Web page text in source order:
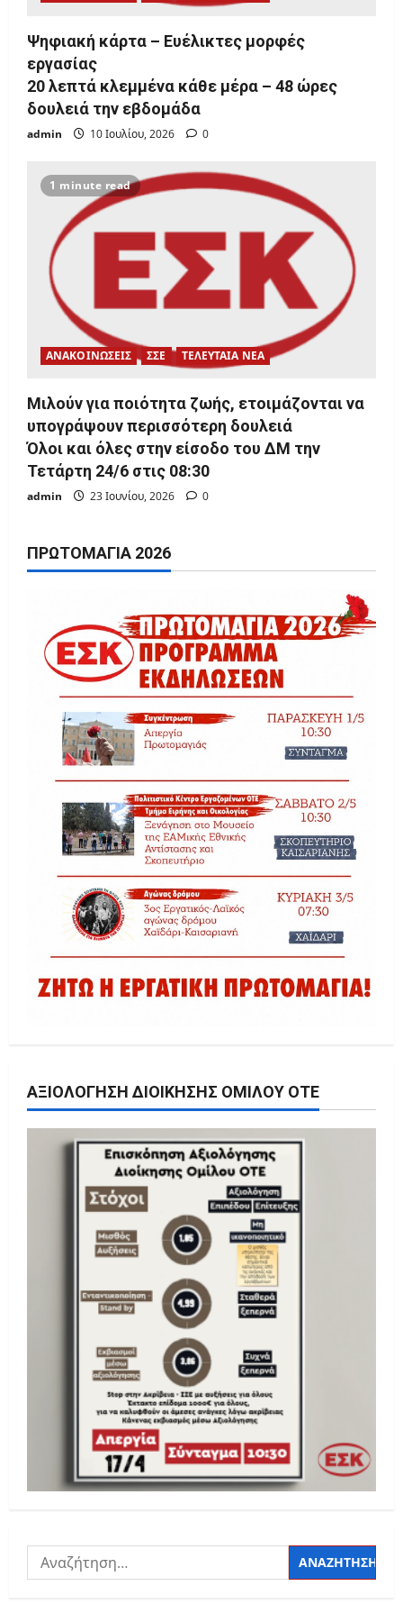
Ψηφιακή κάρτα – Ευέλικτες μορφές
εργασίας
20 λεπτά κλεμμένα κάθε μέρα – 48 ώρες
δουλειά την εβδομάδα
admin 10 Ιουλίου, 2026 0
1 minute read
ΑΝΑΚΟΙΝΩΣΕΙΣ ΣΣΕ ΤΕΛΕΥΤΑΙΑ ΝΕΑ
Μιλούν για ποιότητα ζωής, ετοιμάζονται να
υπογράψουν περισσότερη δουλειά
Όλοι και όλες στην είσοδο του ΔΜ την
Τετάρτη 24/6 στις 08:30
admin 23 Ιουνίου, 2026 0
ΠΡΩΤΟΜΑΓΙΆ 2026
ΑΞΙΟΛΌΓΗΣΗ ΔΙΟΊΚΗΣΗΣ ΟΜΊΛΟΥ ΟΤΕ
Αναζήτηση
για: